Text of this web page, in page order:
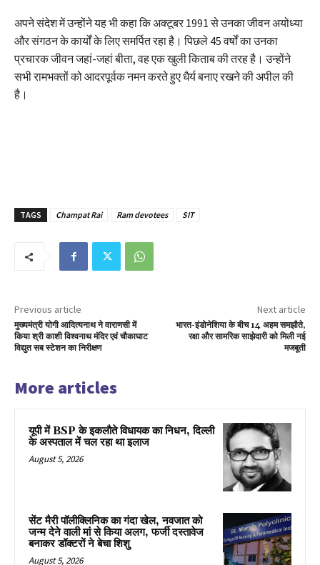
अपने संदेश में उन्होंने यह भी कहा कि अक्टूबर 1991 से उनका जीवन अयोध्या
और संगठन के कार्यों के लिए समर्पित रहा है। पिछले 45 वर्षों का उनका
प्रचारक जीवन जहां-जहां बीता, वह एक खुली किताब की तरह है। उन्होंने
सभी रामभक्तों को आदरपूर्वक नमन करते हुए धैर्य बनाए रखने की अपील की
है।
TAGS Champat Rai Ram devotees SIT
Previous article
मुख्यमंत्री योगी आदित्यनाथ ने वाराणसी में
किया श्री काशी विश्वनाथ मंदिर एवं चौकाघाट
विद्युत सब स्टेशन का निरीक्षण
Next article
भारत-इंडोनेशिया के बीच 14 अहम समझौते,
रक्षा और सामरिक साझेदारी को मिली नई
मजबूती
More articles
यूपी में BSP के इकलाैते विधायक का निधन, दिल्ली
के अस्पताल में चल रहा था इलाज
August 5, 2026
सेंट मैरी पॉलीक्लिनिक का गंदा खेल, नवजात को
जन्म देने वाली मां से किया अलग, फर्जी दस्तावेज
बनाकर डॉक्टरों ने बेचा शिशु
August 5, 2026